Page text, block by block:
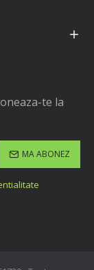
te la
MA ABONEZ